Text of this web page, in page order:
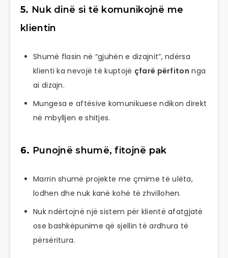
5. Nuk dinë si të komunikojnë me
klientin
Shumë flasin në “gjuhën e dizajnit”, ndërsa
klienti ka nevojë të kuptojë çfarë përfiton nga
ai dizajn.
Mungesa e aftësive komunikuese ndikon direkt
në mbylljen e shitjes.
6. Punojnë shumë, fitojnë pak
Marrin shumë projekte me çmime të ulëta,
lodhen dhe nuk kanë kohë të zhvillohen.
Nuk ndërtojnë një sistem për klientë afatgjatë
ose bashkëpunime që sjellin të ardhura të
përsëritura.